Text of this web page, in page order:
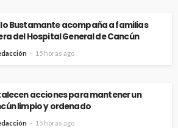
Bustamante acompaña a familias
del Hospital General de Cancún
15 horas ago
acciones para mantener un
limpio y ordenado
15 horas ago